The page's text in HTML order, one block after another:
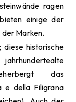
ragen
einige der
der Marken.
diese historische
das
e della Filigrana